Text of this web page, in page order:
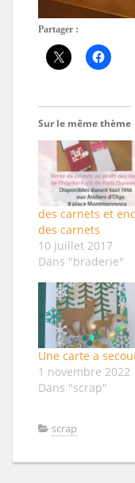
Partager :
Sur le même thème
des carnets et
des carnets
10 juillet 2017
Dans "braderie"
Une carte a
1 novembre 2022
Dans "scrap"
scrap